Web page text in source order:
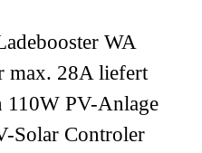
WA
max. 28A liefert
110W PV-Anlage
Solar Controler